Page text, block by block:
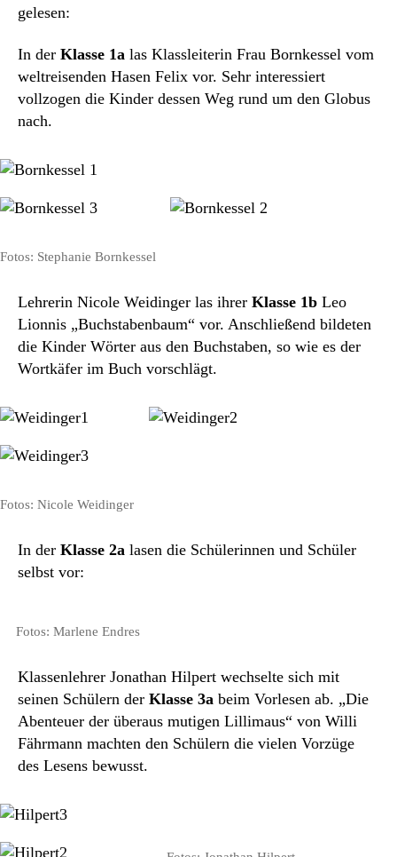
gelesen:
In der Klasse 1a las Klassleiterin Frau Bornkessel vom
weltreisenden Hasen Felix vor. Sehr interessiert
vollzogen die Kinder dessen Weg rund um den Globus
nach.
Fotos: Stephanie Bornkessel
Lehrerin Nicole Weidinger las ihrer Klasse 1b Leo
Lionnis „Buchstabenbaum“ vor. Anschließend bildeten
die Kinder Wörter aus den Buchstaben, so wie es der
Wortkäfer im Buch vorschlägt.
Fotos: Nicole Weidinger
In der Klasse 2a lasen die Schülerinnen und Schüler
selbst vor:
Fotos: Marlene Endres
Klassenlehrer Jonathan Hilpert wechselte sich mit
seinen Schülern der Klasse 3a beim Vorlesen ab. „Die
Abenteuer der überaus mutigen Lillimaus“ von Willi
Fährmann machten den Schülern die vielen Vorzüge
des Lesens bewusst.